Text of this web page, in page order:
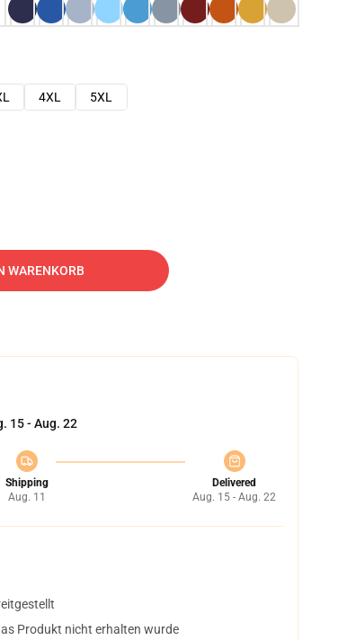
4XL
5XL
WARENKORB
15 - Aug. 22
Shipping
Aug. 11
Delivered
Aug. 15 - Aug. 22
Produkt nicht erhalten wurde